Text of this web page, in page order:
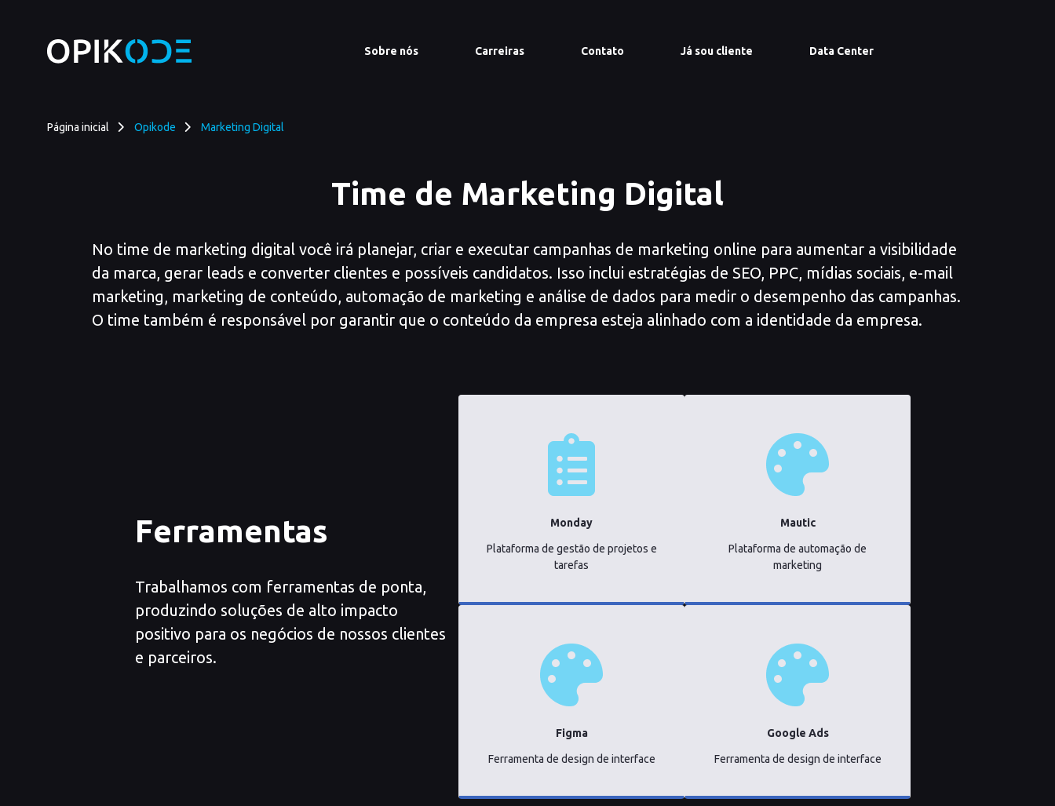
Sobre nós Carreiras Contato Já sou cliente Data Center
Página inicial Opikode Marketing Digital
Time de Marketing Digital
No time de marketing digital você irá planejar, criar e executar campanhas de marketing online para aumentar a visibilidade
da marca, gerar leads e converter clientes e possíveis candidatos. Isso inclui estratégias de SEO, PPC, mídias sociais, e-mail
marketing, marketing de conteúdo, automação de marketing e análise de dados para medir o desempenho das campanhas.
O time também é responsável por garantir que o conteúdo da empresa esteja alinhado com a identidade da empresa.
Ferramentas
Trabalhamos com ferramentas de ponta,
produzindo soluções de alto impacto
positivo para os negócios de nossos clientes
e parceiros.
Monday
Plataforma de gestão de projetos e
tarefas
Mautic
Plataforma de automação de
marketing
Figma
Ferramenta de design de interface
Google Ads
Ferramenta de design de interface